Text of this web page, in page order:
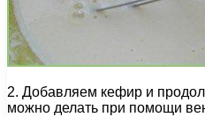
2. Добавляем кефир и
можно делать при помощи